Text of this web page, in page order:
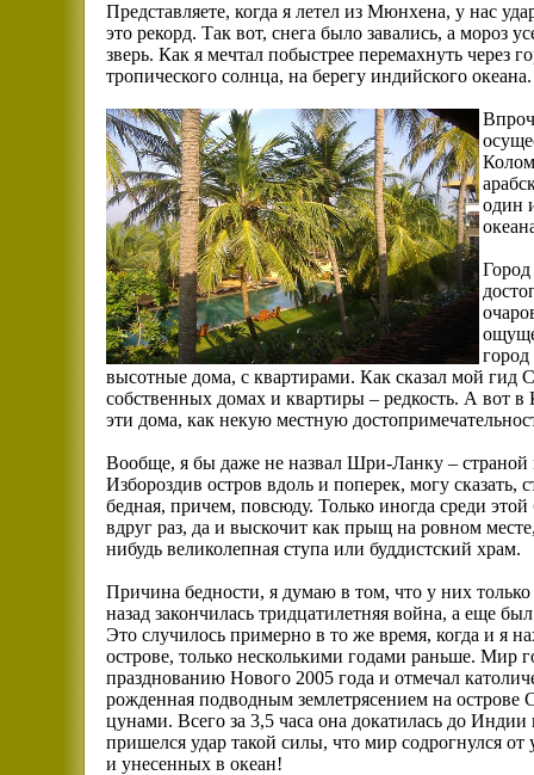
Представляете, когда я летел из Мюнхена, у нас
это рекорд. Так вот, снега было завались, а мороз
зверь. Как я мечтал побыстрее перемахнуть через
тропического солнца, на берегу индийского океана.
один
Город
высотные дома, с квартирами. Как сказал мой гид
собственных домах и квартиры – редкость. А вот
эти дома, как некую местную
Вообще, я бы даже не назвал Шри-Ланку – страной
Избороздив остров вдоль и поперек, могу сказать,
бедная, причем, повсюду. Только иногда среди этой
вдруг раз, да и выскочит как прыщ на ровном
нибудь великолепная ступа или буддистский храм.
Причина бедности, я думаю в том, что у них только
назад закончилась тридцатилетняя война, а еще
Это случилось примерно в то же время, когда и я
острове, только несколькими годами раньше. Мир
празднованию Нового 2005 года и отмечал
рожденная подводным землетрясением на
цунами. Всего за 3,5 часа она докатилась до
пришелся удар такой силы, что мир содрогнулся
и унесенных в океан!